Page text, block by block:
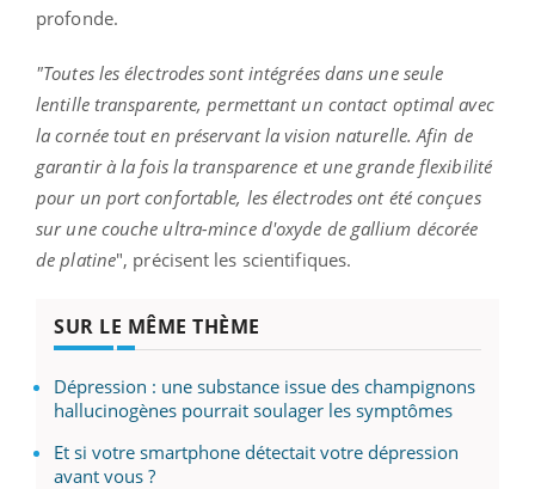
profonde.
"Toutes les électrodes sont intégrées dans une seule
lentille transparente, permettant un contact optimal avec
la cornée tout en préservant la vision naturelle. Afin de
garantir à la fois la transparence et une grande flexibilité
pour un port confortable, les électrodes ont été conçues
sur une couche ultra-mince d'oxyde de gallium décorée
de platine", précisent les scientifiques.
SUR LE MÊME THÈME
Dépression : une substance issue des champignons
hallucinogènes pourrait soulager les symptômes
Et si votre smartphone détectait votre dépression
avant vous ?